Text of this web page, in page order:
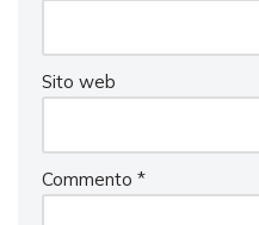
Sito web
Commento *